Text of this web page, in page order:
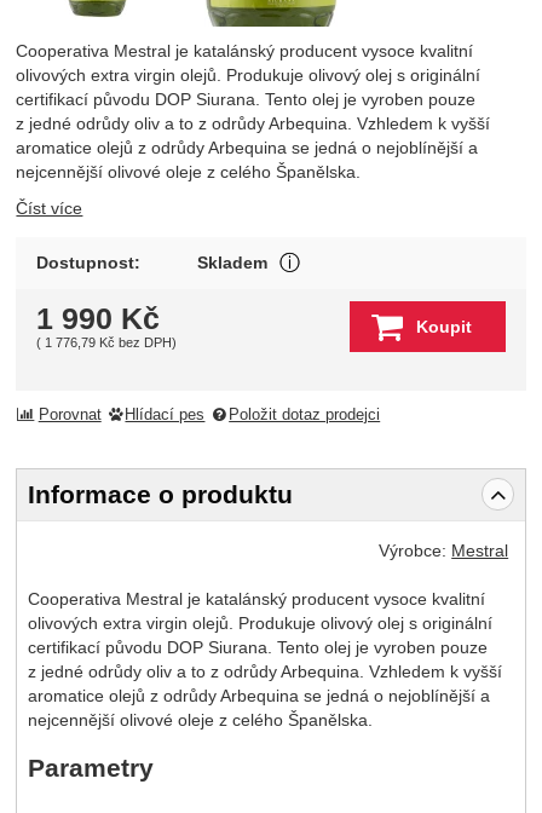
Cooperativa Mestral je katalánský producent vysoce kvalitní
olivových extra virgin olejů. Produkuje olivový olej s originální
certifikací původu DOP Siurana. Tento olej je vyroben pouze
z jedné odrůdy oliv a to z odrůdy Arbequina. Vzhledem k vyšší
aromatice olejů z odrůdy Arbequina se jedná o nejoblínější a
nejcennější olivové oleje z celého Španělska.
Číst více
Dostupnost: Skladem
1 990 Kč
( 1 776,79 Kč bez DPH)
Koupit
Porovnat Hlídací pes Položit dotaz prodejci
Informace o produktu
Výrobce: Mestral
Cooperativa Mestral je katalánský producent vysoce kvalitní
olivových extra virgin olejů. Produkuje olivový olej s originální
certifikací původu DOP Siurana. Tento olej je vyroben pouze
z jedné odrůdy oliv a to z odrůdy Arbequina. Vzhledem k vyšší
aromatice olejů z odrůdy Arbequina se jedná o nejoblínější a
nejcennější olivové oleje z celého Španělska.
Parametry